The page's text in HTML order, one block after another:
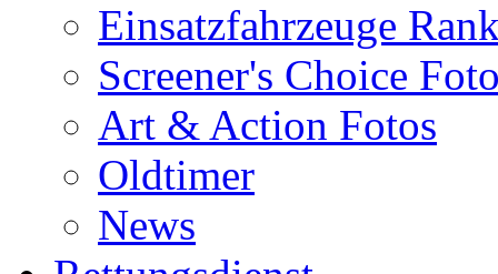
Einsatzfahrzeuge
Screener's Choice
Art & Action Fotos
Oldtimer
News